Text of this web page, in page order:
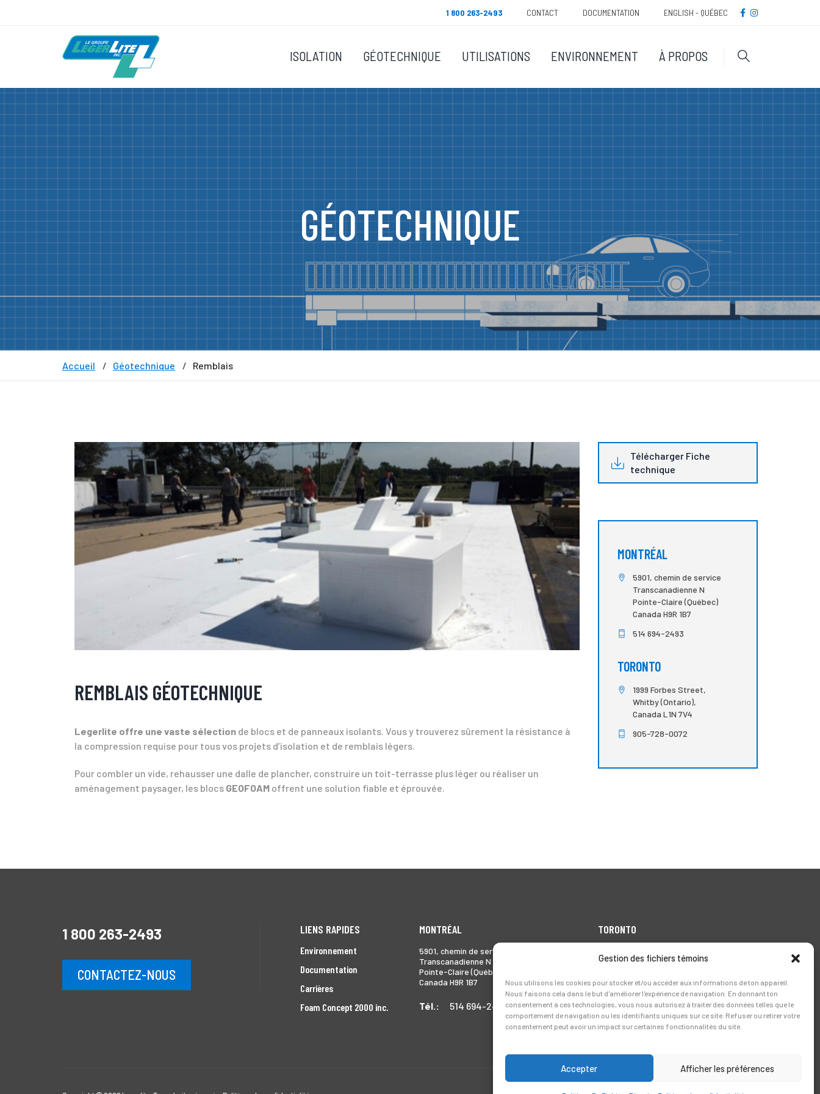
Gestion des fichiers témoins
Nous utilisons les cookies pour stocker et/ou accéder aux informations de ton appareil.
Nous faisons cela dans le but d'améliorer l'expérience de navigation. En donnant ton
consentement à ces technologies, vous nous autorisez à traiter des données telles que le
comportement de navigation ou les identifiants uniques sur ce site. Refuser ou retirer votre
consentement peut avoir un impact sur certaines fonctionnalités du site.
Accepter Afficher les préférences
Méta
1 800 263-2493 CONTACT DOCUMENTATION ENGLISH - QUÉBEC FACEBOOK
INSTAGRAM
ISOLATION GÉOTECHNIQUE UTILISATIONS ENVIRONNEMENT À PROPOS
GÉOTECHNIQUE
Accueil Géotechnique Remblais
REMBLAIS GÉOTECHNIQUE
Legerlite offre une vaste sélection de blocs et de panneaux isolants. Vous y trouverez sûrement la résistance à
la compression requise pour tous vos projets d’isolation et de remblais légers.
Pour combler un vide, rehausser une dalle de plancher, construire un toit-terrasse plus léger ou réaliser un
aménagement paysager, les blocs GEOFOAM offrent une solution fiable et éprouvée.
Télécharger Fiche
technique
MONTRÉAL
5901, chemin de service
Transcanadienne N
Pointe-Claire (Québec)
Canada H9R 1B7
514 694-2493
TORONTO
1999 Forbes Street,
Whitby (Ontario),
Canada L1N 7V4
905-728-0072
1 800 263-2493
CONTACTEZ-NOUS
LIENS RAPIDES
Environnement
Documentation
Carrières
Foam Concept 2000 inc.
MONTRÉAL
5901, chemin de service
Transcanadienne N
Pointe-Claire (Québec)
Canada H9R 1B7
Tél.: 514 694-2493
TORONTO
Whitby (Ontario),
Tél.: 905-728-0072